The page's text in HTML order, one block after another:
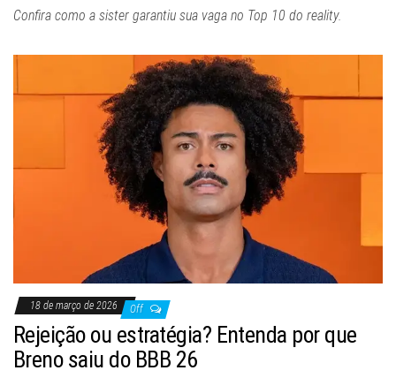
Confira como a sister garantiu sua vaga no Top 10 do reality.
18 de março de 2026 Off
Rejeição ou estratégia? Entenda por que
Breno saiu do BBB 26